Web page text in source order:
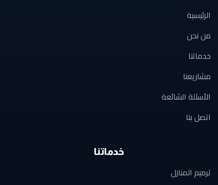
الرئيسية
من نحن
خدماتنا
مشاريعنا
الأسئلة الشائعة
اتصل بنا
خدماتنا
ترميم المنازل